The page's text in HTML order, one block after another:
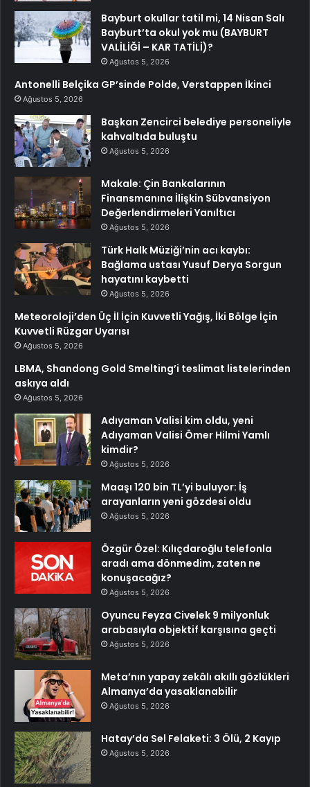
Bayburt okullar tatil mi, 14 Nisan Salı
Bayburt’ta okul yok mu (BAYBURT
VALİLİĞİ – KAR TATİLİ)?
Ağustos 5, 2026
Antonelli Belçika GP’sinde Polde, Verstappen İkinci
Ağustos 5, 2026
Başkan Zencirci belediye personeliyle
kahvaltıda buluştu
Ağustos 5, 2026
Makale: Çin Bankalarının
Finansmanına İlişkin Sübvansiyon
Değerlendirmeleri Yanıltıcı
Ağustos 5, 2026
Türk Halk Müziği’nin acı kaybı:
Bağlama ustası Yusuf Derya Sorgun
hayatını kaybetti
Ağustos 5, 2026
Meteoroloji’den Üç İl İçin Kuvvetli Yağış, İki Bölge İçin
Kuvvetli Rüzgar Uyarısı
Ağustos 5, 2026
LBMA, Shandong Gold Smelting’i teslimat listelerinden
askıya aldı
Ağustos 5, 2026
Adıyaman Valisi kim oldu, yeni
Adıyaman Valisi Ömer Hilmi Yamlı
kimdir?
Ağustos 5, 2026
Maaşı 120 bin TL’yi buluyor: İş
arayanların yeni gözdesi oldu
Ağustos 5, 2026
Özgür Özel: Kılıçdaroğlu telefonla
aradı ama dönmedim, zaten ne
konuşacağız?
Ağustos 5, 2026
Oyuncu Feyza Civelek 9 milyonluk
arabasıyla objektif karşısına geçti
Ağustos 5, 2026
Meta’nın yapay zekâlı akıllı gözlükleri
Almanya’da yasaklanabilir
Ağustos 5, 2026
Hatay’da Sel Felaketi: 3 Ölü, 2 Kayıp
Ağustos 5, 2026